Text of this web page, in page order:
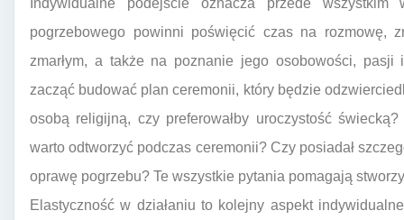
pogrzebowego powinni poświęcić czas na rozmowę,
zmarłym, a także na poznanie jego osobowości,
zacząć budować plan ceremonii, który będzie
osobą religijną, czy preferowałby uroczystość
warto odtworzyć podczas ceremonii? Czy posiadał
oprawę pogrzebu? Te wszystkie pytania pomagają
Elastyczność w działaniu to kolejny aspekt